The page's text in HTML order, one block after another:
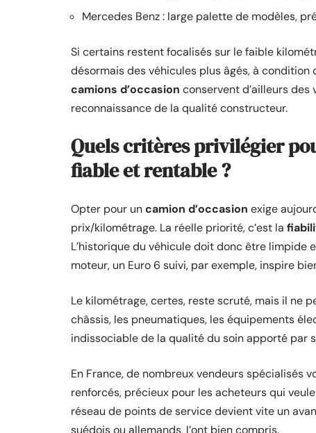
Mercedes Benz : large palette de modèles,
Si certains restent focalisés sur le faible
désormais des véhicules plus âgés, à condition
camions d’occasion conservent d’ailleurs
reconnaissance de la qualité constructeur.
Quels critères privilégier
fiable et rentable ?
Opter pour uncamion d’occasion exige
prix/kilométrage. La réelle priorité, c’est la
L’historique du véhicule doit donc être limpide
moteur, un Euro 6 suivi, par exemple, inspire
Le kilométrage, certes, reste scruté, mais il ne
châssis, les pneumatiques, les équipements
indissociable de la qualité du soin apporté par
En France, de nombreux vendeurs spécialisés
renforcés, précieux pour les acheteurs qui
réseau de points de service devient vite un
suédois ou allemands, l’ont bien compris.